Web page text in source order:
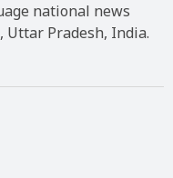
national news
Pradesh, India.